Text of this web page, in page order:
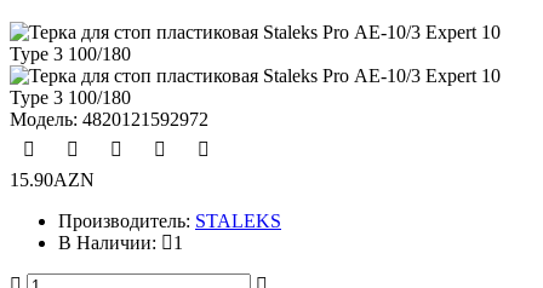
Модель: 4820121592972
15.90AZN
Производитель: STALEKS
В Наличии:
1